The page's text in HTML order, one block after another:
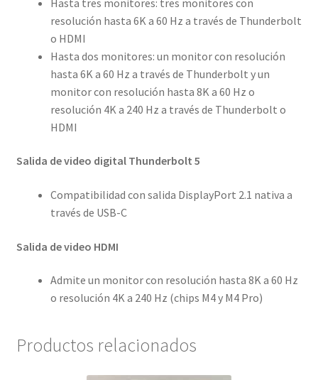
resolución hasta 6K a 60 Hz a través de Thunderbolt
o HDMI
Hasta dos monitores: un monitor con resolución
hasta 6K a 60 Hz a través de Thunderbolt y un
monitor con resolución hasta 8K a 60 Hz o
resolución 4K a 240 Hz a través de Thunderbolt o
HDMI
Salida de video digital Thunderbolt 5
Compatibilidad con salida DisplayPort 2.1 nativa a
través de USB-C
Salida de video HDMI
Admite un monitor con resolución hasta 8K a 60 Hz
o resolución 4K a 240 Hz (chips M4 y M4 Pro)
Productos relacionados